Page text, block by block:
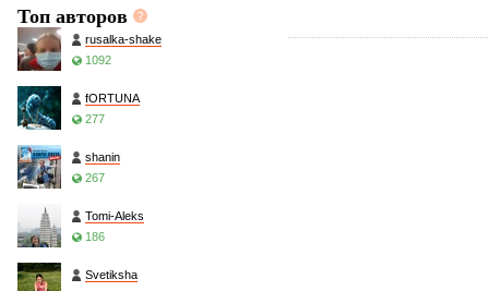
Топ авторов
rusalka-shake
1092
fORTUNA
277
shanin
267
Tomi-Aleks
186
Svetiksha